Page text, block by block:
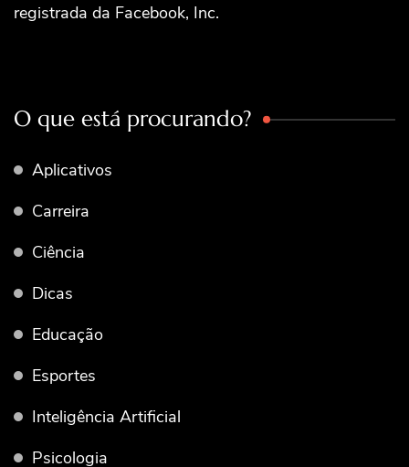
registrada da Facebook, Inc.
O que está procurando?
Aplicativos
Carreira
Ciência
Dicas
Educação
Esportes
Inteligência Artificial
Psicologia